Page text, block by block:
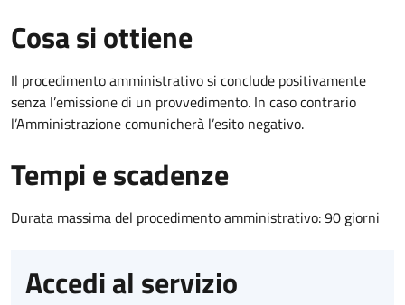
Cosa si ottiene
Il procedimento amministrativo si conclude positivamente
senza l’emissione di un provvedimento. In caso contrario
l’Amministrazione comunicherà l’esito negativo.
Tempi e scadenze
Durata massima del procedimento amministrativo: 90 giorni
Accedi al servizio